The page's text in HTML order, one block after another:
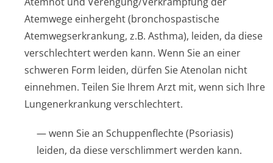
Atemwege einhergeht (bronchospastische
Atemwegserkrankung, z.B. Asthma), leiden, da diese
verschlechtert werden kann. Wenn Sie an einer
schweren Form leiden, dürfen Sie Atenolan nicht
einnehmen. Teilen Sie Ihrem Arzt mit, wenn sich Ihre
Lungenerkrankung verschlechtert.
— wenn Sie an Schuppenflechte (Psoriasis)
leiden, da diese verschlimmert werden kann.